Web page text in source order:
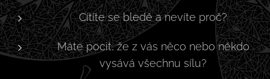
Cítíte se bledě a nevíte proč?
Máte pocit, že z vás něco nebo někdo
vysává všechnu sílu?